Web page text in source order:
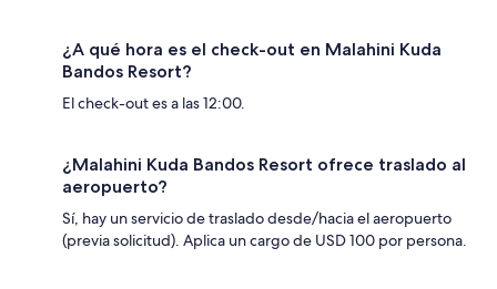
¿A qué hora es el check-out en Malahini Kuda
Bandos Resort?
El check-out es a las 12:00.
¿Malahini Kuda Bandos Resort ofrece traslado al
aeropuerto?
Sí, hay un servicio de traslado desde/hacia el aeropuerto
(previa solicitud). Aplica un cargo de USD 100 por persona.